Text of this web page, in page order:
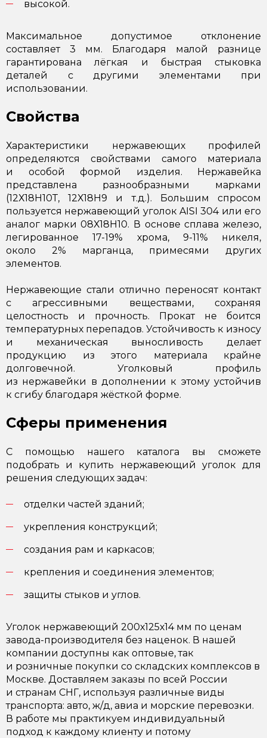
высокой.
Максимальное допустимое отклонение
составляет 3 мм. Благодаря малой разнице
гарантирована лёгкая и быстрая стыковка
деталей с другими элементами при
использовании.
Свойства
Характеристики нержавеющих профилей
определяются свойствами самого материала
и особой формой изделия. Нержавейка
представлена разнообразными марками
(12Х18Н10Т, 12Х18Н9 и т.д.). Большим спросом
пользуется нержавеющий уголок AISI 304 или его
аналог марки 08Х18Н10. В основе сплава железо,
легированное 17-19% хрома, 9-11% никеля,
около 2% марганца, примесями других
элементов.
Нержавеющие стали отлично переносят контакт
с агрессивными веществами, сохраняя
целостность и прочность. Прокат не боится
температурных перепадов. Устойчивость к износу
и механическая выносливость делает
продукцию из этого материала крайне
долговечной. Уголковый профиль
из нержавейки в дополнении к этому устойчив
к сгибу благодаря жёсткой форме.
Сферы применения
С помощью нашего каталога вы сможете
подобрать и купить нержавеющий уголок для
решения следующих задач:
отделки частей зданий;
укрепления конструкций;
создания рам и каркасов;
крепления и соединения элементов;
защиты стыков и углов.
Уголок нержавеющий 200х125х14 мм по ценам
завода-производителя без наценок. В нашей
компании доступны как оптовые, так
и розничные покупки со складских комплексов в
Москве. Доставляем заказы по всей России
и странам СНГ, используя различные виды
транспорта: авто, ж/д, авиа и морские перевозки.
В работе мы практикуем индивидуальный
подход к каждому клиенту и потому